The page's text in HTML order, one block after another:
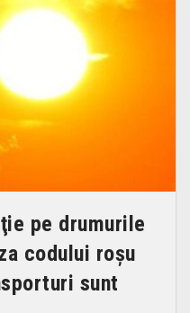
pe drumurile
codului roşu
sunt